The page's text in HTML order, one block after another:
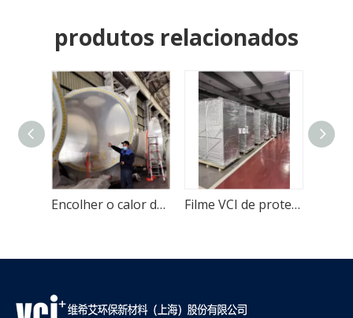
produtos relacionados
Encolher o calor do filme VCI de alta resistência para proteção contra ferrugem Filme VCI de proteção contra corrosão de alumínio multimetal